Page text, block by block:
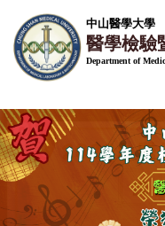
到
主
容
區
中山醫學大學
醫學檢驗
Department of